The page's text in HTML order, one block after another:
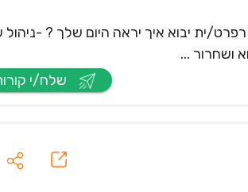
ית יבוא איך יראה היום שלך ? -ניהול
ושחרור ...